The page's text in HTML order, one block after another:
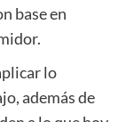
base en
lo
además de